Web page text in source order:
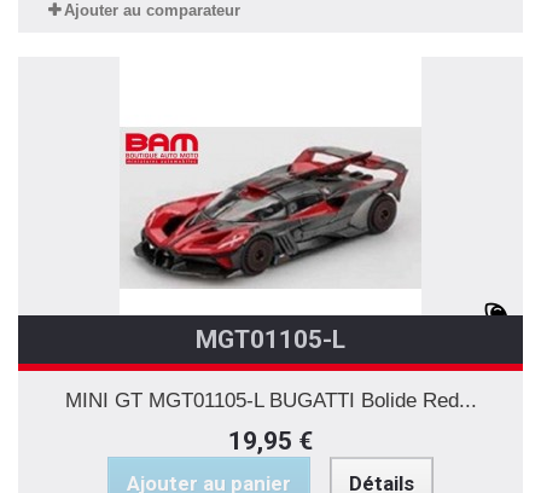
Ajouter au comparateur
MGT01105-L
MINI GT MGT01105-L BUGATTI Bolide Red...
19,95 €
Ajouter au panier Détails